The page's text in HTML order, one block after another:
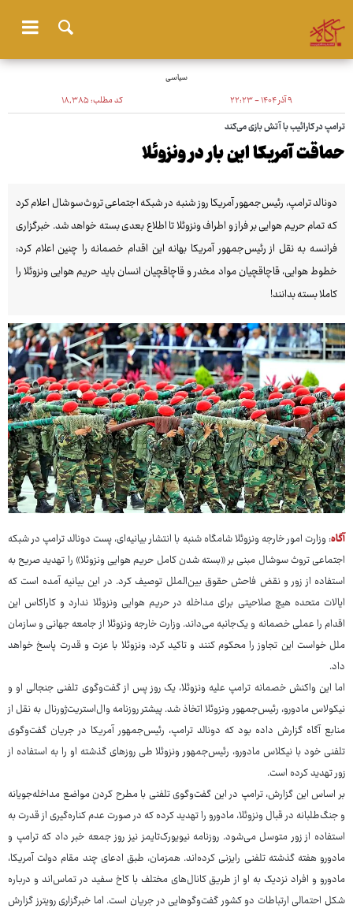
سیاسی
۹ آذر ۱۴۰۴ - ۲۲:۲۳ کد مطلب:۱۸٬۳۸۵
ترامپ در کارائیب با آتش بازی می‌کند
حماقت آمریکا این بار در ونزوئلا
دونالد ترامپ، رئیس‌جمهور آمریکا روز شنبه در شبکه اجتماعی تروث‌سوشال اعلام کرد
که تمام حریم هوایی بر فراز و اطراف ونزوئلا تا اطلاع بعدی بسته خواهد شد. خبرگزاری
فرانسه به نقل از رئیس‌جمهور آمریکا بهانه این اقدام خصمانه را چنین اعلام کرد:
خطوط هوایی، قاچاقچیان مواد مخدر و قاچاقچیان انسان باید حریم هوایی ونزوئلا را
کاملا بسته بدانند!
آگاه: وزارت امور خارجه ونزوئلا شامگاه شنبه با انتشار بیانیه‌ای، پست دونالد ترامپ در شبکه
اجتماعی تروث سوشال مبنی بر «بسته شدن کامل حریم هوایی ونزوئلا» را تهدید صریح به
استفاده از زور و نقض فاحش حقوق بین‌الملل توصیف کرد. در این بیانیه آمده است که
ایالات متحده هیچ صلاحیتی برای مداخله در حریم هوایی ونزوئلا ندارد و کاراکاس این
اقدام را عملی خصمانه و یک‌جانبه می‌داند. وزارت خارجه ونزوئلا از جامعه جهانی و سازمان
ملل خواست این تجاوز را محکوم کنند و تاکید کرد: ونزوئلا با عزت و قدرت پاسخ خواهد
داد.
اما این واکنش خصمانه ترامپ علیه ونزوئلا، یک روز پس از گفت‌وگوی تلفنی جنجالی او و
نیکولاس مادورو، رئیس‌جمهور ونزوئلا اتخاذ شد. پیشتر روزنامه وال‌استریت‌ژورنال به نقل از
منابع آگاه گزارش داده بود که دونالد ترامپ، رئیس‌جمهور آمریکا در جریان گفت‌وگوی
تلفنی خود با نیکلاس مادورو، رئیس‌جمهور ونزوئلا طی روزهای گذشته او را به استفاده از
زور تهدید کرده است.
بر اساس این گزارش، ترامپ در این گفت‌وگوی تلفنی با مطرح کردن مواضع مداخله‌جویانه
و جنگ‌طلبانه در قبال ونزوئلا، مادورو را تهدید کرده که در صورت عدم کناره‌گیری از قدرت به
استفاده از زور متوسل می‌شود. روزنامه نیویورک‌تایمز نیز روز جمعه خبر داد که ترامپ و
مادورو هفته گذشته تلفنی رایزنی کرده‌اند. همزمان، طبق ادعای چند مقام دولت آمریکا،
مادورو و افراد نزدیک به او از طریق کانال‌های مختلف با کاخ سفید در تماس‌اند و درباره
شکل احتمالی ارتباطات دو کشور گفت‌وگوهایی در جریان است. اما خبرگزاری رویترز گزارش